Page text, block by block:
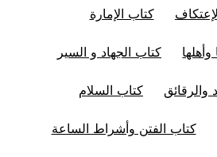
كتاب الإمارة
كتاب الجهاد و السير
والرقائق كتاب السلام
كتاب الفتن وأشراط الساعة